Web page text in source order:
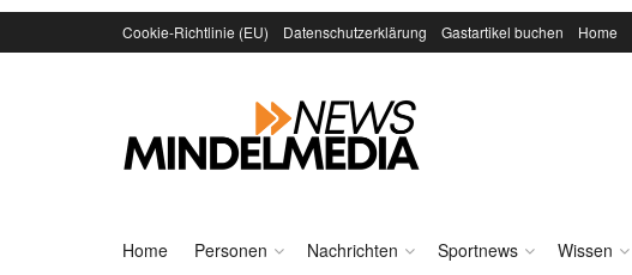
Cookie-Richtlinie (EU) Datenschutzerklärung Gastartikel buchen Home
Home Personen Nachrichten Sportnews Wissen